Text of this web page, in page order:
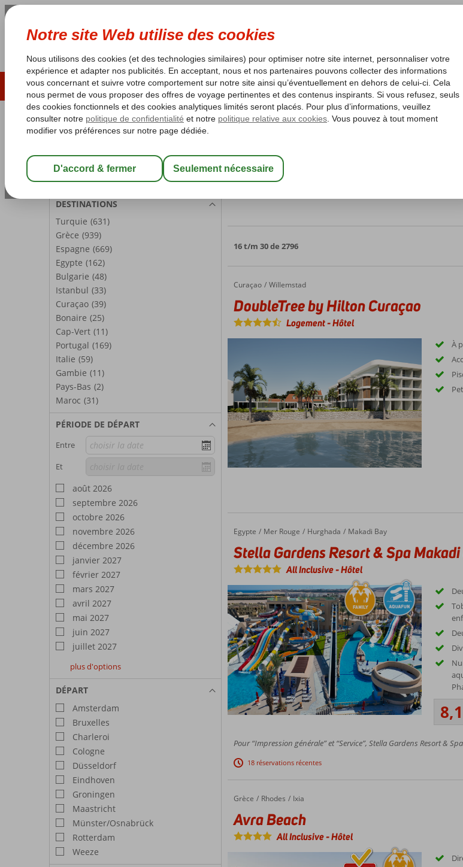
ÉTÉ 2026 LAST MINUTES SOLEIL D'HIVER VACANCES AU SOLEIL
Les garanties de vacances Garantie du prix le plus bas* Pas de surcharge carburant
Chambre 1: 2 Personnes
Modifier les participants
DESTINATIONS
Turquie (631)
Grèce (939)
Espagne (669)
Egypte (162)
Bulgarie (48)
Istanbul (33)
Curaçao (39)
Bonaire (25)
Cap-Vert (11)
Portugal (169)
Italie (59)
Gambie (11)
Pays-Bas (2)
Maroc (31)
PÉRIODE DE DÉPART
Entre
Et
août 2026
septembre 2026
octobre 2026
novembre 2026
décembre 2026
janvier 2027
février 2027
mars 2027
avril 2027
mai 2027
juin 2027
juillet 2027
août
2027
septembre
2027
octobre
2027
plus d'options
DÉPART
Amsterdam
Bruxelles
Charleroi
Cologne
Düsseldorf
Eindhoven
Groningen
Maastricht
Münster/Osnabrück
Rotterdam
Weeze
Voyages
2796 offres
16 t/m 30 de 2796
Accueil
Curaçao Willemstad
DoubleTree by Hilton Curaçao
DoubleTree by Hilton Curaçao
Logement-Hôtel
À
Accueil
Egypte Mer Rouge Hurghada Makadi Bay
Stella Gardens Resort & Spa Makadi Bay
Stella Gardens Resort & Spa
All Inclusive-Hôtel
8,1
Pour “Impression générale” et “Service”, Stella Gardens Resort &
18 réservations récentes
Accueil
Grèce Rhodes Ixia
Avra Beach
Avra Beach
All Inclusive-Hôtel